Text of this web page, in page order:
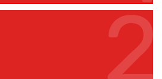
забора, способа монтажа и2